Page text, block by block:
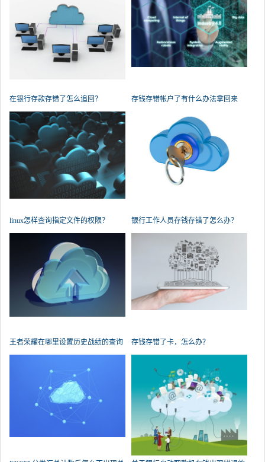
在银行存款存错了怎么追回？
存钱存错帐户了有什么办法拿回来
linux怎样查询指定文件的权限？ 银行工作人员存钱存错了怎么办？
王者荣耀在哪里设置历史战绩的查询
存钱存错了卡，怎么办？